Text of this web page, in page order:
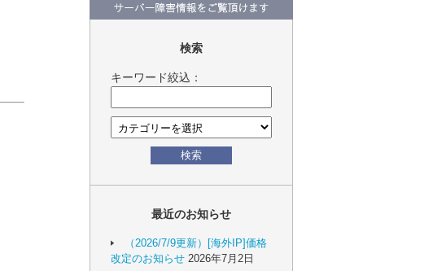
検索
キーワード絞込：
検索
最近のお知らせ
（2026/7/9更新）[海外IP]価格
改定のお知らせ 2026年7月2日